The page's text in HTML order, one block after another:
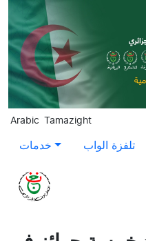
Skip to main content
Arabic Tamazight
خدمات تلفزة الواب